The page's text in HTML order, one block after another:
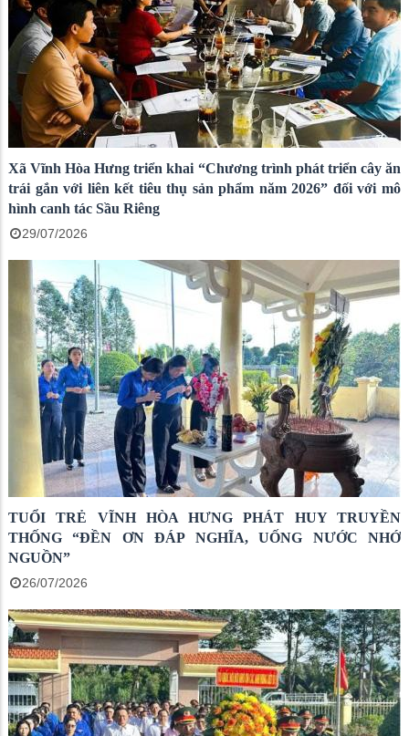
Xã Vĩnh Hòa Hưng triển khai “Chương trình phát triển cây ăn
trái gắn với liên kết tiêu thụ sản phẩm năm 2026” đối với mô
hình canh tác Sầu Riêng
29/07/2026
TUỔI TRẺ VĨNH HÒA HƯNG PHÁT HUY TRUYỀN
THỐNG “ĐỀN ƠN ĐÁP NGHĨA, UỐNG NƯỚC NHỚ
NGUỒN”
26/07/2026